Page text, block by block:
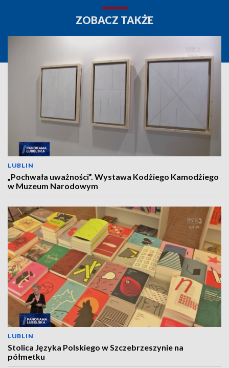
ZOBACZ TAKŻE
LUBLIN
„Pochwała uważności”. Wystawa Kodżiego Kamodżiego
w Muzeum Narodowym
LUBLIN
Stolica Języka Polskiego w Szczebrzeszynie na
półmetku